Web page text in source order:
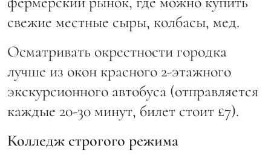
свежие местные сыры, колбасы, мед.
Осматривать окрестности городка
лучше из окон красного 2-этажного
экскурсионного автобуса (отправляется
каждые 20-30 минут, билет стоит £7).
Колледж строгого режима